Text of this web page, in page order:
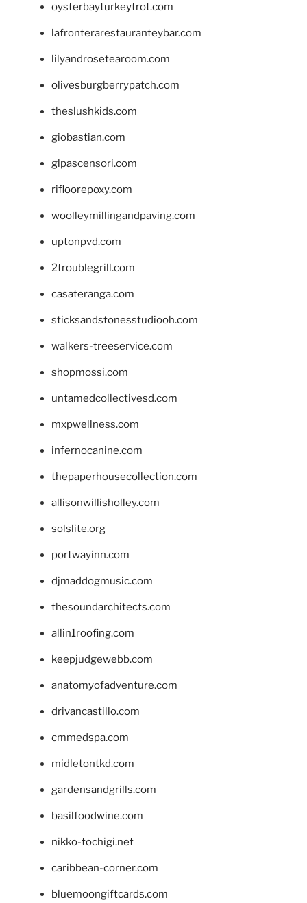
oysterbayturkeytrot.com
lafronterarestauranteybar.com
lilyandrosetearoom.com
olivesburgberrypatch.com
theslushkids.com
giobastian.com
glpascensori.com
rifloorepoxy.com
woolleymillingandpaving.com
uptonpvd.com
2troublegrill.com
casateranga.com
sticksandstonesstudiooh.com
walkers-treeservice.com
shopmossi.com
untamedcollectivesd.com
mxpwellness.com
infernocanine.com
thepaperhousecollection.com
allisonwillisholley.com
solslite.org
portwayinn.com
djmaddogmusic.com
thesoundarchitects.com
allin1roofing.com
keepjudgewebb.com
anatomyofadventure.com
drivancastillo.com
cmmedspa.com
midletontkd.com
gardensandgrills.com
basilfoodwine.com
nikko-tochigi.net
caribbean-corner.com
bluemoongiftcards.com